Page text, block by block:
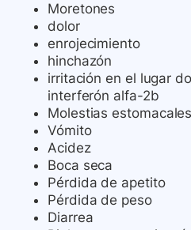
Moretones
dolor
enrojecimiento
hinchazón
irritación en el lugar
interferón alfa-2b
Molestias estomacales
Vómito
Acidez
Boca seca
Pérdida de apetito
Pérdida de peso
Diarrea